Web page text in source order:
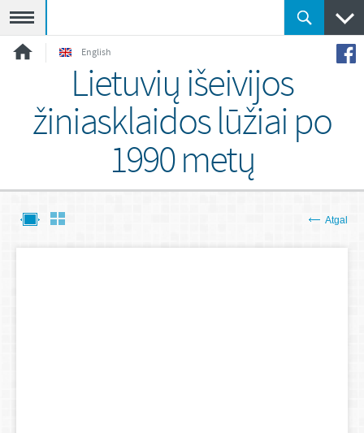
English
Lietuvių išeivijos
žiniasklaidos lūžiai po
1990 metų
Atgal